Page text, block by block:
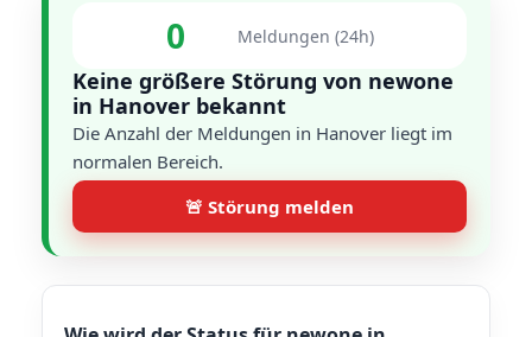
0 Meldungen (24h)
Keine größere Störung von newone
in Hanover bekannt
Die Anzahl der Meldungen in Hanover liegt im
normalen Bereich.
🚨 Störung melden